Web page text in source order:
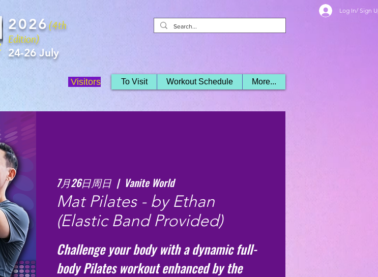
2026(4th
Edition)
24-26 July
Log In/ Sign
Visitors To Visit Workout Schedule More...
7月26日周日
  |
Vanite World
Mat Pilates - by Ethan
(Elastic Band Provided)
Challenge your body with a dynamic full-
body Pilates workout enhanced by the